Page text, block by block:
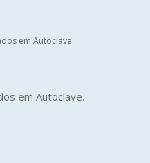
em Autoclave.